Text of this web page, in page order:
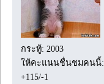
กระทู้: 2003
ให้คะแนนชื่นชมคนนี้:
+115/-1